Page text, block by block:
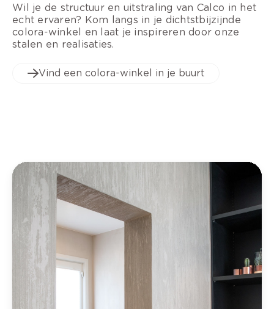
Wil je de structuur en uitstraling van Calco in het
echt ervaren? Kom langs in je dichtstbijzijnde
colora-winkel en laat je inspireren door onze
stalen en realisaties.
Vind een colora-winkel in je buurt